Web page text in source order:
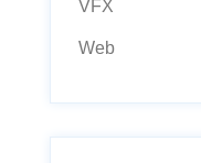
VFX
Web